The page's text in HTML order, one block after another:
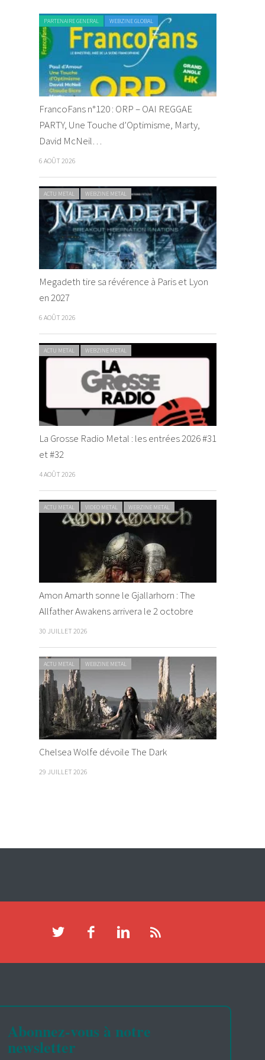
PARTENAIRE GENERAL WEBZINE GLOBAL
FrancoFans n°120 : ORP – OAI REGGAE
PARTY, Une Touche d’Optimisme, Marty,
David McNeil…
6 AOÛT 2026
ACTU METAL WEBZINE METAL
Megadeth tire sa révérence à Paris et Lyon
en 2027
6 AOÛT 2026
ACTU METAL WEBZINE METAL
La Grosse Radio Metal : les entrées 2026 #31
et #32
4 AOÛT 2026
ACTU METAL VIDEO METAL WEBZINE METAL
Amon Amarth sonne le Gjallarhorn : The
Allfather Awakens arrivera le 2 octobre
30 JUILLET 2026
ACTU METAL WEBZINE METAL
Chelsea Wolfe dévoile The Dark
29 JUILLET 2026
Abonnez-vous à notre
newsletter